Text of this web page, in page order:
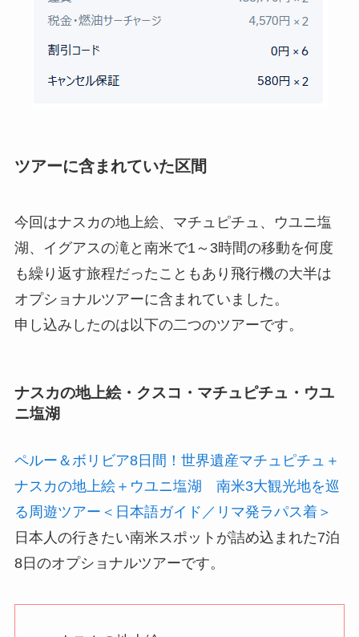
ツアーに含まれていた区間
今回はナスカの地上絵、マチュピチュ、ウユニ塩
湖、イグアスの滝と南米で1～3時間の移動を何度
も繰り返す旅程だったこともあり飛行機の大半は
オプショナルツアーに含まれていました。
申し込みしたのは以下の二つのツアーです。
ナスカの地上絵・クスコ・マチュピチュ・ウユ
ニ塩湖
ペルー＆ボリビア8日間！世界遺産マチュピチュ＋
ナスカの地上絵＋ウユニ塩湖 南米3大観光地を巡
る周遊ツアー＜日本語ガイド／リマ発ラパス着＞
日本人の行きたい南米スポットが詰め込まれた7泊
8日のオプショナルツアーです。